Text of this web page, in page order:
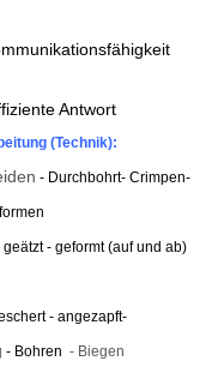
Antwort
(Technik):
- Durchbohrt- Crimpen-
- geformt (auf und ab)
- angezapft-
- Bohren - Biegen